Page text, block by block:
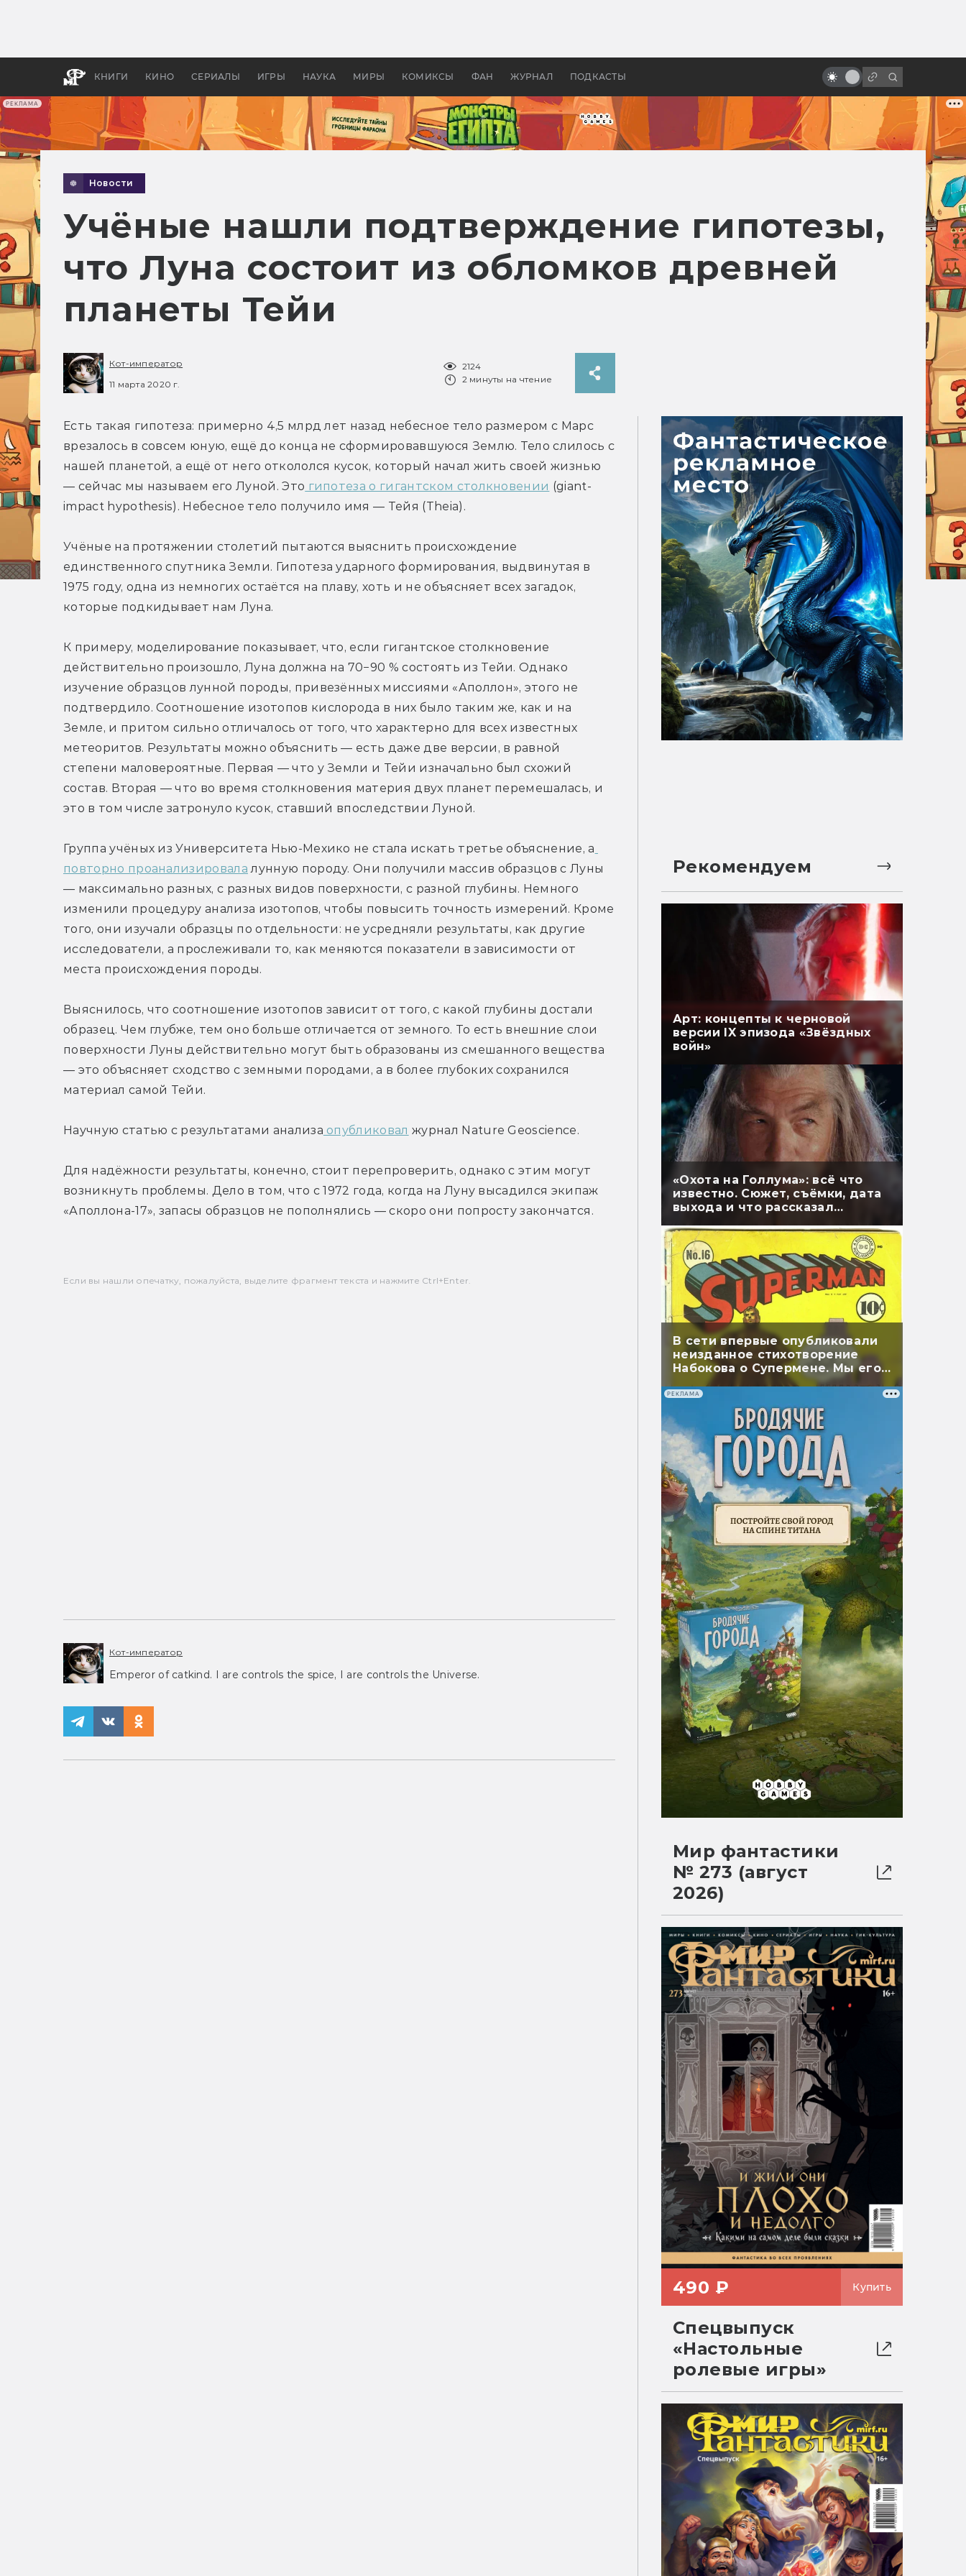
РЕКЛАМА
КНИГИ КИНО СЕРИАЛЫ ИГРЫ НАУКА МИРЫ КОМИКСЫ ФАН ЖУРНАЛ ПОДКАСТЫ
бы «Властелина колец»
Древней Грецией
фанатов и от врагов
Новости
Учёные нашли подтверждение гипотезы,
что Луна состоит из обломков древней
планеты Тейи
Кот-император
11 марта 2020 г.
2124
2 минуты на чтение
Есть такая гипотеза: примерно 4,5 млрд лет назад небесное тело размером с Марс
врезалось в совсем юную, ещё до конца не сформировавшуюся Землю. Тело слилось с
нашей планетой, а ещё от него откололся кусок, который начал жить своей жизнью
— сейчас мы называем его Луной. Это гипотеза о гигантском столкновении (giant-
impact hypothesis). Небесное тело получило имя — Тейя (Theia).
Учёные на протяжении столетий пытаются выяснить происхождение
единственного спутника Земли. Гипотеза ударного формирования, выдвинутая в
1975 году, одна из немногих остаётся на плаву, хоть и не объясняет всех загадок,
которые подкидывает нам Луна.
К примеру, моделирование показывает, что, если гигантское столкновение
действительно произошло, Луна должна на 70−90 % состоять из Тейи. Однако
изучение образцов лунной породы, привезённых миссиями «Аполлон», этого не
подтвердило. Соотношение изотопов кислорода в них было таким же, как и на
Земле, и притом сильно отличалось от того, что характерно для всех известных
метеоритов. Результаты можно объяснить — есть даже две версии, в равной
степени маловероятные. Первая — что у Земли и Тейи изначально был схожий
состав. Вторая — что во время столкновения материя двух планет перемешалась, и
это в том числе затронуло кусок, ставший впоследствии Луной.
Группа учёных из Университета Нью-Мехико не стала искать третье объяснение, а
повторно проанализировала лунную породу. Они получили массив образцов с Луны
— максимально разных, с разных видов поверхности, с разной глубины. Немного
изменили процедуру анализа изотопов, чтобы повысить точность измерений. Кроме
того, они изучали образцы по отдельности: не усредняли результаты, как другие
исследователи, а прослеживали то, как меняются показатели в зависимости от
места происхождения породы.
Выяснилось, что соотношение изотопов зависит от того, с какой глубины достали
образец. Чем глубже, тем оно больше отличается от земного. То есть внешние слои
поверхности Луны действительно могут быть образованы из смешанного вещества
— это объясняет сходство с земными породами, а в более глубоких сохранился
материал самой Тейи.
Научную статью с результатами анализа опубликовал журнал Nature Geoscience.
Для надёжности результаты, конечно, стоит перепроверить, однако с этим могут
возникнуть проблемы. Дело в том, что с 1972 года, когда на Луну высадился экипаж
«Аполлона-17», запасы образцов не пополнялись — скоро они попросту закончатся.
Если вы нашли опечатку, пожалуйста, выделите фрагмент текста и нажмите Ctrl+Enter.
Кот-император
Emperor of catkind. I are controls the spice, I are controls the Universe.
Рекомендуем
Арт: концепты к черновой
версии IX эпизода «Звёздных
войн»
«Охота на Голлума»: всё что
известно. Сюжет, съёмки, дата
выхода и что рассказал
В сети впервые опубликовали
неизданное стихотворение
Набокова о Супермене. Мы его
перевели
РЕКЛАМА
Мир фантастики
№ 273 (август
2026)
490 ₽ Купить
Спецвыпуск
«Настольные
ролевые игры»